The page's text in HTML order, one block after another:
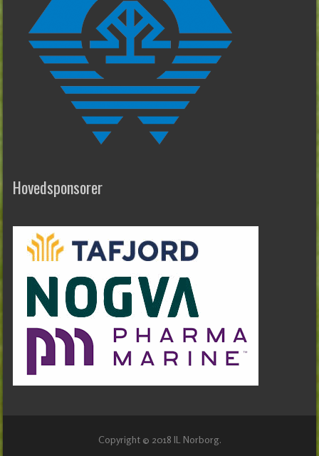
Hovedsponsorer
Copyright © 2018 IL Norborg.